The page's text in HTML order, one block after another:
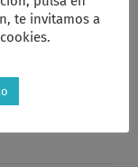
te invitamos a